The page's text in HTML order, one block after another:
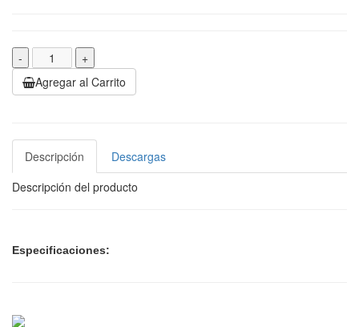
-
+
Agregar al Carrito
Descripción
Descargas
Descripción del producto
Especificaciones: